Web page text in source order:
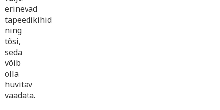
erinevad
tapeedikihid
ning
tõsi,
seda
võib
olla
huvitav
vaadata.